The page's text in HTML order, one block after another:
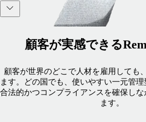
顧客が実感できる
顧客が世界のどこで人材を雇用しても
ます。どの国でも、使いやすい一元管理
合法的かつコンプライアンスを確保し
ます。